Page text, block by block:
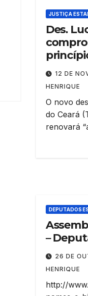
JUSTIÇA
Des.
12 DE
HENRIQUE
O novo
do Ceará
renovará
DEPUTADOS
–
26 DE
HENRIQUE
http://